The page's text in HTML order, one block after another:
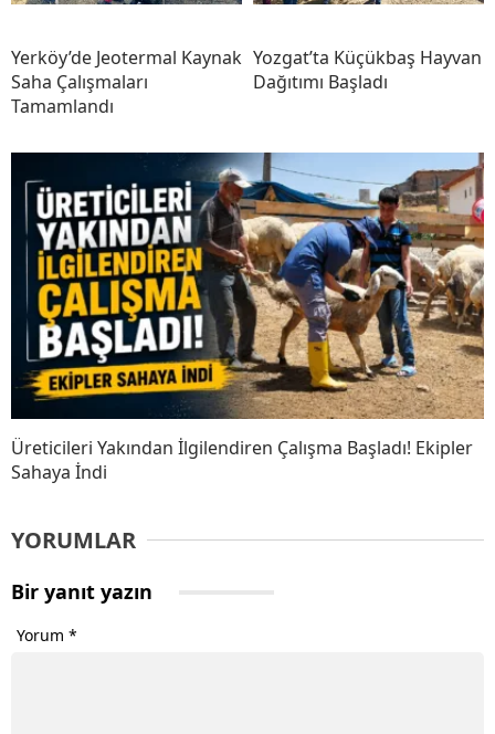
Yerköy’de Jeotermal Kaynak
Saha Çalışmaları
Tamamlandı
Yozgat’ta Küçükbaş Hayvan
Dağıtımı Başladı
Üreticileri Yakından İlgilendiren Çalışma Başladı! Ekipler
Sahaya İndi
YORUMLAR
Bir yanıt yazın
Yorum *